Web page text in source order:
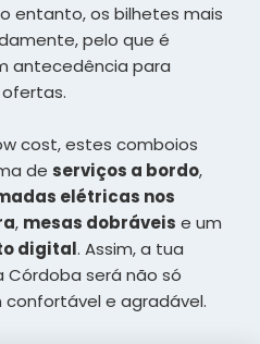
entanto, os bilhetes mais
pelo que é
antecedência para
cost, estes comboios
de serviços a bordo,
elétricas nos
, mesas dobráveis e um
digital. Assim, a tua
Córdoba será não só
e agradável.